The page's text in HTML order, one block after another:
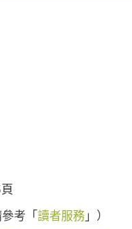
考「讀者服務 」）